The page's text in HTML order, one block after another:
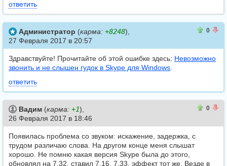
ответить
0
Администратор (карма: +8248),
27 Февраля 2017 в 20:57
Здравствуйте! Прочитайте об этой ошибке здесь: Невозможно
звонить и не слышен гудок в Skype для Windows.
ответить
0
Вадим (карма: +1),
26 Февраля 2017 в 18:46
Появилась проблема со звуком: искажение, задержка, с
трудом различаю слова. На другом конце меня слышат
хорошо. Не помню какая версия Skype была до этого,
обновлял на 7.32, ставил 7.16, 7.33, эффект тот же. Везде в